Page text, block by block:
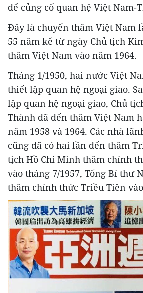
để củng cố quan hệ Việt Nam-
Đây là chuyến thăm Việt Nam
55 năm kể từ ngày Chủ tịch
thăm Việt Nam vào năm 1964.
Tháng 1/1950, hai nước Việt
thiết lập quan hệ ngoại giao.
lập quan hệ ngoại giao, Chủ
Thành đã đến thăm Việt Nam
năm 1958 và 1964. Các nhà
cũng đã có hai lần đến thăm
tịch Hồ Chí Minh thăm chính
vào tháng 7/1957, Tổng Bí thư
thăm chính thức Triều Tiên